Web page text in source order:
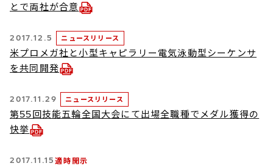
とで両社が合意
2017.12.5 ニュースリリース
米プロメガ社と小型キャピラリー電気泳動型シーケンサ
を共同開発
2017.11.29 ニュースリリース
第55回技能五輪全国大会にて出場全職種でメダル獲得の
快挙
2017.11.15 適時開示